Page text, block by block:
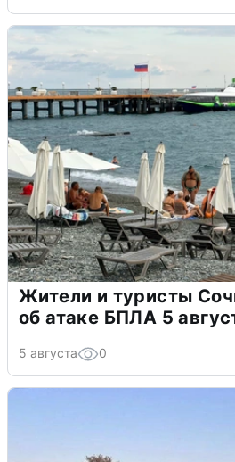
Жители и туристы
об атаке БПЛА 5
5 августа 0